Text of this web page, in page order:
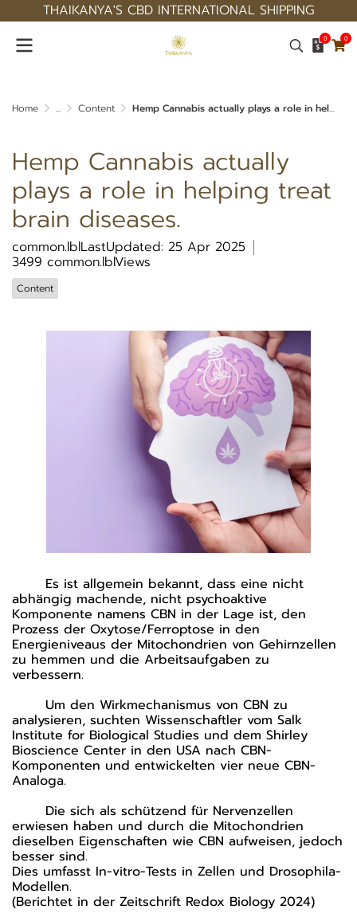
THAIKANYA'S CBD INTERNATIONAL SHIPPING
0 0
Home ... Content Hemp Cannabis actually plays a role in helping treat brain diseases.
Hemp Cannabis actually
plays a role in helping treat
brain diseases.
common.lblLastUpdated: 25 Apr 2025
3499 common.lblViews
Content
Es ist allgemein bekannt, dass eine nicht
abhängig machende, nicht psychoaktive
Komponente namens CBN in der Lage ist, den
Prozess der Oxytose/Ferroptose in den
Energieniveaus der Mitochondrien von Gehirnzellen
zu hemmen und die Arbeitsaufgaben zu
verbessern.
Um den Wirkmechanismus von CBN zu
analysieren, suchten Wissenschaftler vom Salk
Institute for Biological Studies und dem Shirley
Bioscience Center in den USA nach CBN-
Komponenten und entwickelten vier neue CBN-
Analoga.
Die sich als schützend für Nervenzellen
erwiesen haben und durch die Mitochondrien
dieselben Eigenschaften wie CBN aufweisen, jedoch
besser sind.
Dies umfasst In-vitro-Tests in Zellen und Drosophila-
Modellen.
(Berichtet in der Zeitschrift Redox Biology 2024)